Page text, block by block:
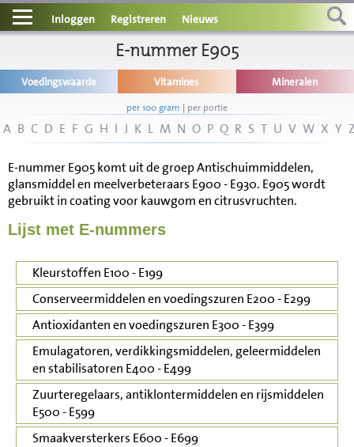
Contact
Disclaimer
Inloggen Registreren Nieuws
E-nummer E905
Voedingswaarde Vitamines Mineralen
per 100 gram | per portie
A B C D E F G H I J K L M N O P Q R S T U V W X Y
E-nummer E905 komt uit de groep Antischuimmiddelen,
glansmiddel en meelverbeteraars E900 - E930. E905 wordt
gebruikt in coating voor kauwgom en citrusvruchten.
Lijst met E-nummers
Kleurstoffen E100 - E199
Conserveermiddelen en voedingszuren E200 - E299
Antioxidanten en voedingszuren E300 - E399
Emulagatoren, verdikkingsmiddelen, geleermiddelen
en stabilisatoren E400 - E499
Zuurteregelaars, antiklontermiddelen en rijsmiddelen
E500 - E599
Smaakversterkers E600 - E699